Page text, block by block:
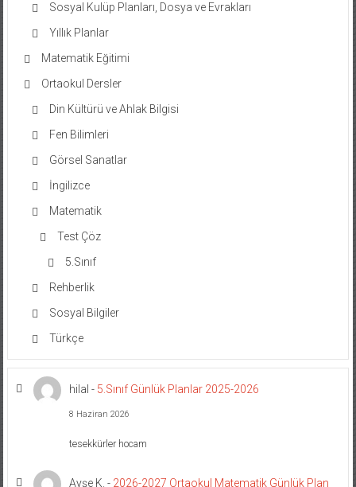
Sosyal Kulüp Planları, Dosya ve Evrakları
Yıllık Planlar
Matematik Eğitimi
Ortaokul Dersler
Din Kültürü ve Ahlak Bilgisi
Fen Bilimleri
Görsel Sanatlar
İngilizce
Matematik
Test Çöz
5.Sınıf
Rehberlik
Sosyal Bilgiler
Türkçe
hilal - 5.Sınıf Günlük Planlar 2025-2026
8 Haziran 2026
tesekkürler hocam
Ayşe K. - 2026-2027 Ortaokul Matematik Günlük Plan